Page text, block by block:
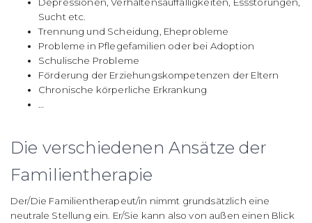
Sucht etc.
Trennung und Scheidung, Eheprobleme
Probleme in Pflegefamilien oder bei Adoption
Schulische Probleme
Förderung der Erziehungskompetenzen der Eltern
Chronische körperliche Erkrankung
Die verschiedenen Ansätze der
Familientherapie
Der/Die Familientherapeut/in nimmt grundsätzlich eine
neutrale Stellung ein. Er/Sie kann also von außen einen Blick